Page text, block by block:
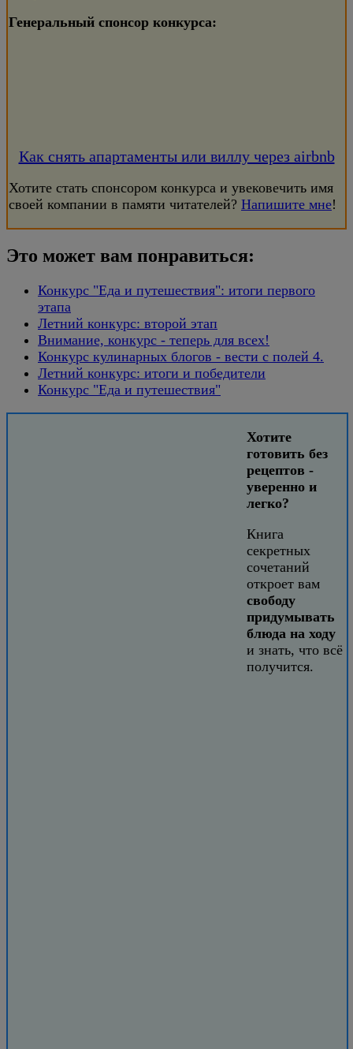
Генеральный спонсор конкурса:
Как снять апартаменты или виллу через airbnb
Хотите стать спонсором конкурса и увековечить имя
своей компании в памяти читателей? Напишите мне!
Это может вам понравиться:
Конкурс "Еда и путешествия": итоги первого
этапа
Летний конкурс: второй этап
Внимание, конкурс - теперь для всех!
Конкурс кулинарных блогов - вести с полей 4.
Летний конкурс: итоги и победители
Конкурс "Еда и путешествия"
Хотите
готовить без
рецептов -
уверенно и
легко?
Книга
секретных
сочетаний
откроет вам
свободу
придумывать
блюда на ходу
и знать, что всё
получится.